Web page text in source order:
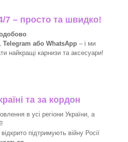
– просто та швидко!
Telegram або WhatsApp – і ми
найкращі карнизи та аксесуари!
та за кордон
в усі регіони України, а
!
підтримують війну Росії